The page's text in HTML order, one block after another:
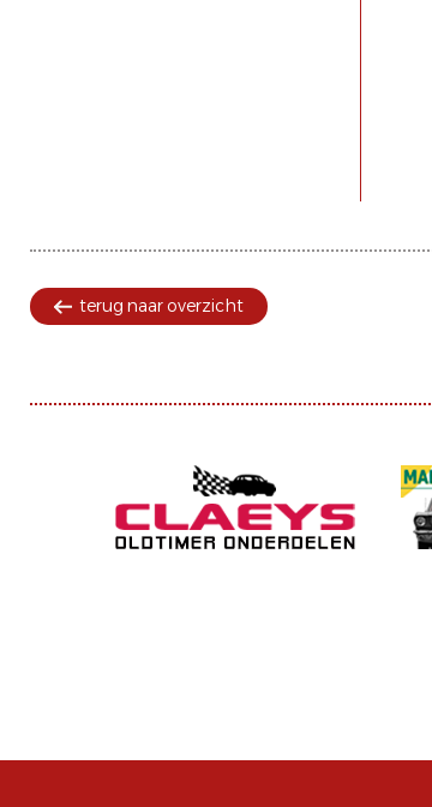
terug naar overzicht